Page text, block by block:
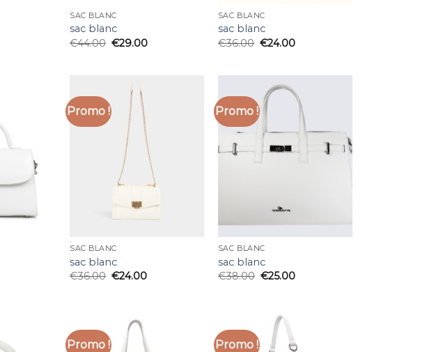
SAC BLANC
sac blanc
€44.00 €29.00
SAC BLANC
sac blanc
€36.00 €24.00
Promo !
SAC BLANC
sac blanc
€36.00 €24.00
Promo !
SAC BLANC
sac blanc
€38.00 €25.00
Promo ! Promo !